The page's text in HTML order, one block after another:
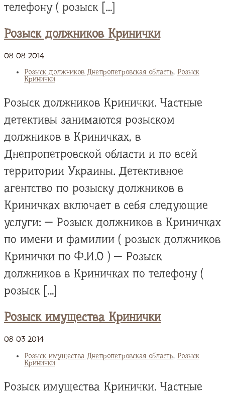
телефону ( розыск […]
Розыск должников Кринички
08 08 2014
Розыск должников Днепропетровская область, Розыск
Кринички
Розыск должников Кринички. Частные
детективы занимаются розыском
должников в Криничках, в
Днепропетровской области и по всей
территории Украины. Детективное
агентство по розыску должников в
Криничках включает в себя следующие
услуги: — Розыск должников в Криничках
по имени и фамилии ( розыск должников
Кринички по Ф.И.О ) — Розыск
должников в Криничках по телефону (
розыск […]
Розыск имущества Кринички
08 03 2014
Розыск имущества Днепропетровская область, Розыск
Кринички
Розыск имущества Кринички. Частные